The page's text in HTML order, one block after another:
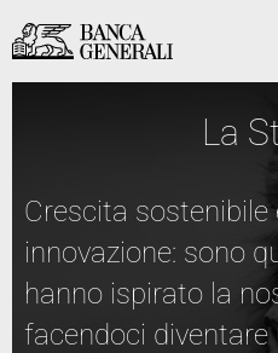
Vai al contenuto principale
Vai al contenuto principale
La
Crescita sostenibile
innovazione: sono
hanno ispirato la
facendoci diventare